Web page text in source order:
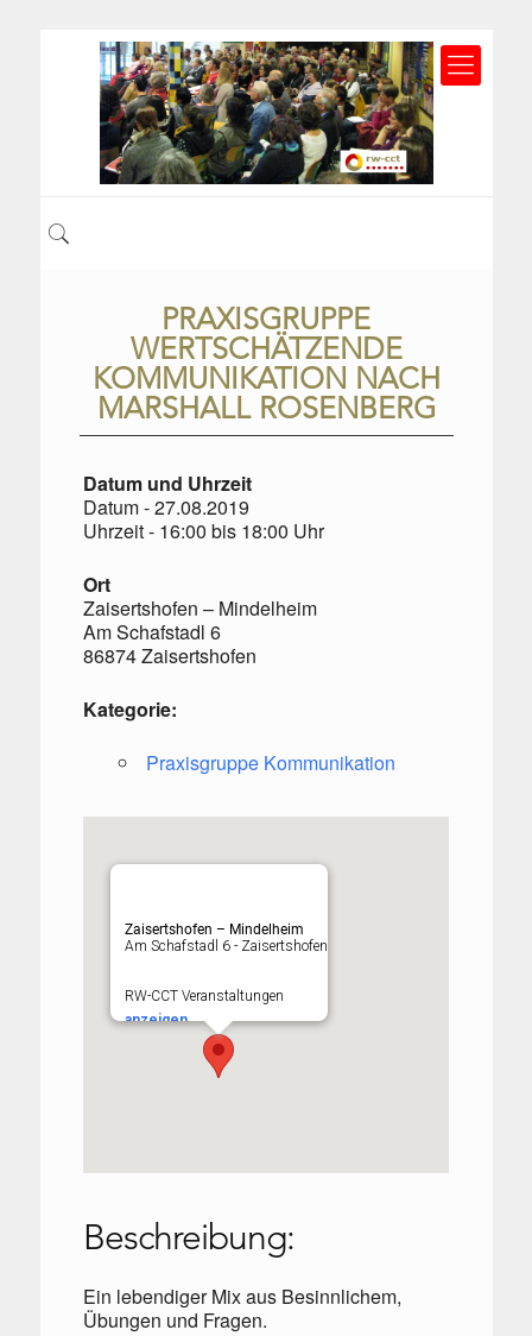
PRAXISGRUPPE
WERTSCHÄTZENDE
KOMMUNIKATION NACH
MARSHALL ROSENBERG
Datum und Uhrzeit
Datum - 27.08.2019
Uhrzeit - 16:00 bis 18:00 Uhr
Ort
Zaisertshofen – Mindelheim
Am Schafstadl 6
86874 Zaisertshofen
Kategorie:
Praxisgruppe Kommunikation
Zaisertshofen – Mindelheim
Am Schafstadl 6 - Zaisertshofen
RW-CCT Veranstaltungen
anzeigen
Beschreibung:
Ein lebendiger Mix aus Besinnlichem,
Übungen und Fragen.